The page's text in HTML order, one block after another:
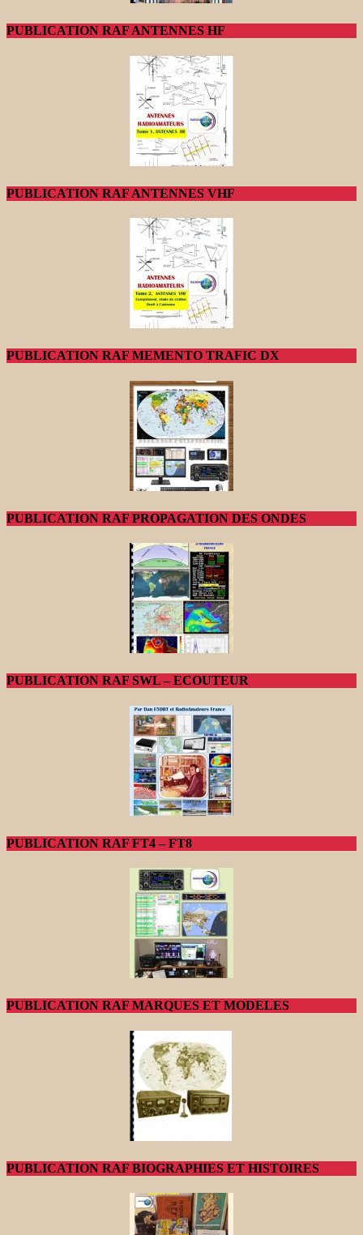
PUBLICATION RAF ANTENNES HF
PUBLICATION RAF ANTENNES VHF
PUBLICATION RAF MEMENTO TRAFIC DX
PUBLICATION RAF PROPAGATION DES ONDES
PUBLICATION RAF SWL – ECOUTEUR
PUBLICATION RAF FT4 – FT8
PUBLICATION RAF MARQUES ET MODELES
PUBLICATION RAF BIOGRAPHIES ET HISTOIRES